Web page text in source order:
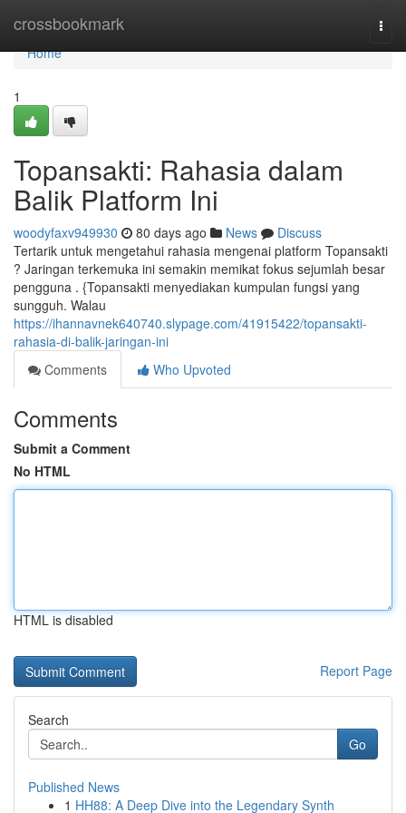
crossbookmark
Home
Home
1
Topansakti: Rahasia dalam
Balik Platform Ini
woodyfaxv949930 80 days ago News
Discuss
Tertarik untuk mengetahui rahasia mengenai platform Topansakti
? Jaringan terkemuka ini semakin memikat fokus sejumlah besar
pengguna . {Topansakti menyediakan kumpulan fungsi yang
sungguh. Walau
https://ihannavnek640740.slypage.com/41915422/topansakti-
rahasia-di-balik-jaringan-ini
Comments
Who Upvoted
Comments
Submit a Comment
No HTML
HTML is disabled
Report Page
Search
Go
Published News
1 HH88: A Deep Dive into the Legendary Synth